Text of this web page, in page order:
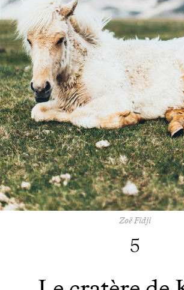
Zoë Fidji
5